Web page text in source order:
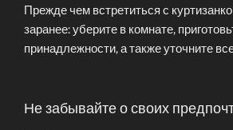
Прежде чем встретиться с
заранее: уберите в комнате,
принадлежности, а также уточните
Не забывайте о своих